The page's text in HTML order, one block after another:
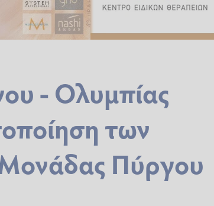
- Ολυμπίας
των
Μονάδας Πύργου